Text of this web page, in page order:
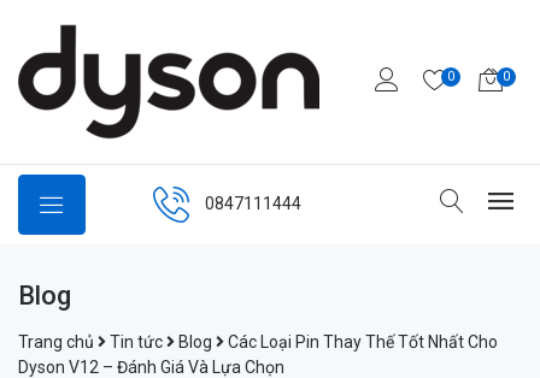
0 0
0847111444
Blog
Trang chủ Tin tức Blog
Các Loại Pin Thay Thế Tốt Nhất Cho
Dyson V12 – Đánh Giá Và Lựa Chọn